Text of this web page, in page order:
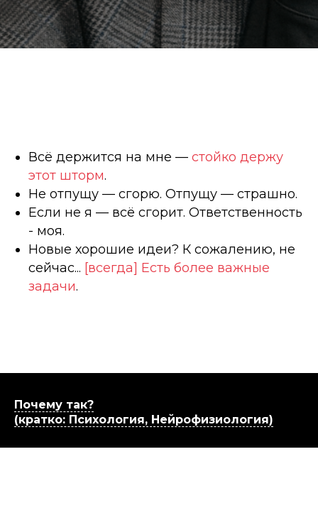
Всё держится на мне — стойко держу
этот шторм.
Не отпущу — сгорю. Отпущу — страшно.
Если не я — всё сгорит. Ответственность
- моя.
Новые хорошие идеи? К сожалению, не
сейчас... [всегда] Есть более важные
задачи.
Почему так?
(кратко: Психология, Нейрофизиология)